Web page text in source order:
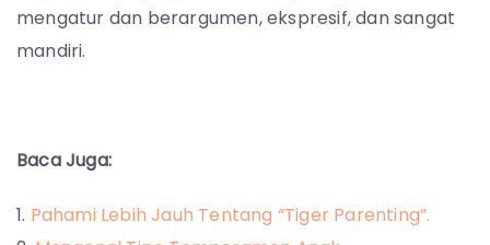
mengatur dan berargumen, ekspresif, dan sangat
mandiri.
Baca Juga:
Pahami Lebih Jauh Tentang “Tiger Parenting”.